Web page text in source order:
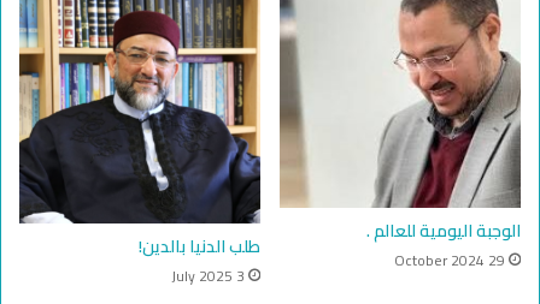
الوجبة اليومية للعالم .
29 October 2024 طلب الدنيا بالدين!
3 July 2025